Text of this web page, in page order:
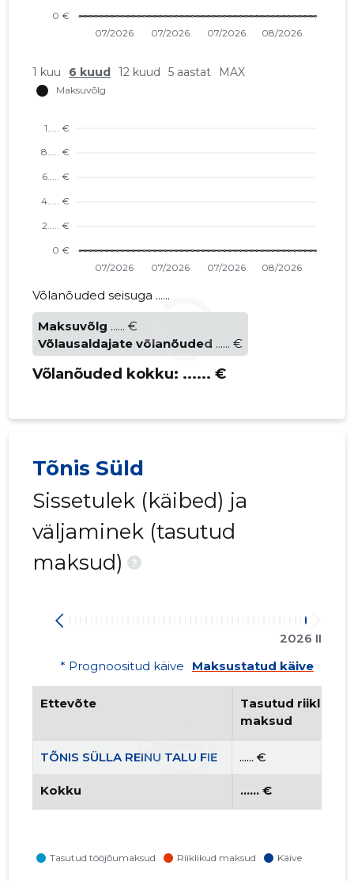
1 kuu 6 kuud 12 kuud 5 aastat MAX
Võlanõuded seisuga ......
Maksuvõlg ...... €
Võlausaldajate võlanõuded ...... €
Võlanõuded kokku: ...... €
Tõnis Süld
Sissetulek (käibed) ja
väljaminek (tasutud
maksud)
?
2026 II
* Prognoositud käive
Maksustatud käive
Ettevõte
Tasutud riiklikud
maksud
TÕNIS SÜLLA REINU TALU FIE ...... €
Kokku ...... €